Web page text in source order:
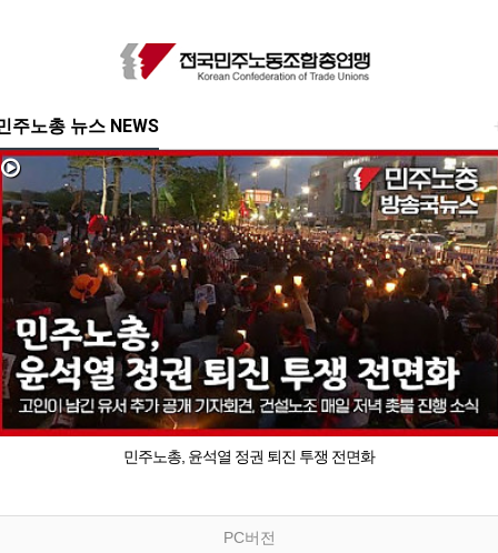
주노총 뉴스 NEWS
민주노총, 윤석열 정권 퇴진 투쟁 전면화
PC버전